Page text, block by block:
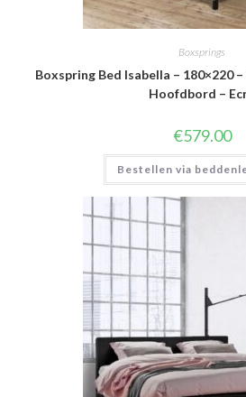
Boxsprings
Boxspring Bed Isabella – 180×220
Hoofdbord –
€579.00
Bestellen via